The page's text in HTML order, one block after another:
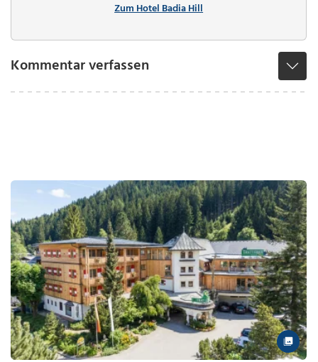
Zum Hotel Badia Hill
Kommentar verfassen